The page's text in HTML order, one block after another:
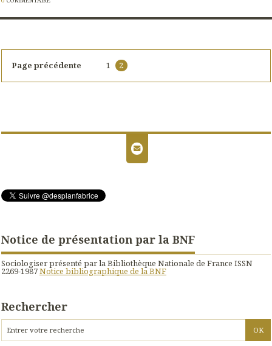
Notice de présentation par la BNF
Sociologiser présenté par la Bibliothèque Nationale de France ISSN
2269-1987Notice bibliographique de la BNF
Rechercher
Page précédente 1 2